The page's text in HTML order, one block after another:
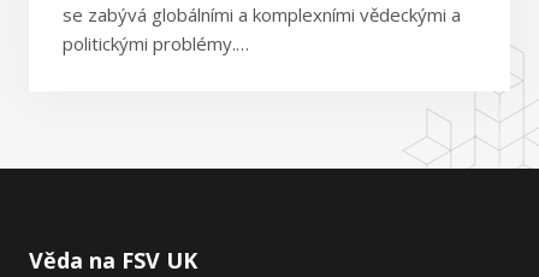
se zabývá globálními a komplexními vědeckými a
politickými problémy.…
Věda na FSV UK